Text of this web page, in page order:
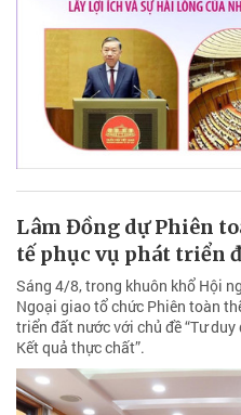
Lâm Đồng dự Phiên
tế phục vụ phát triển
Sáng 4/8, trong khuôn khổ Hội
Ngoại giao tổ chức Phiên toàn
triển đất nước với chủ đề “Tư
Kết quả thực chất”.